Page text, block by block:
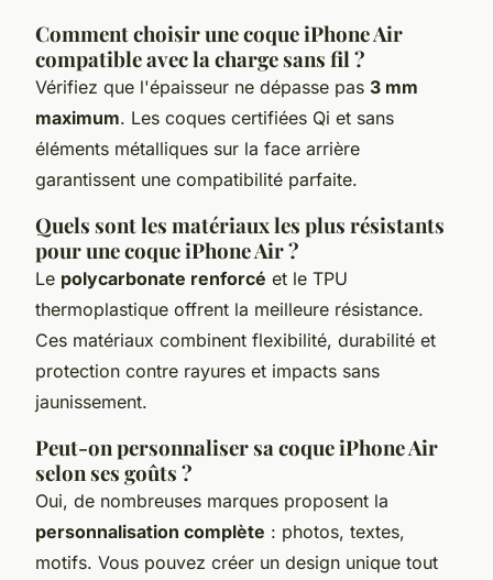
Comment choisir une coque iPhone Air
compatible avec la charge sans fil ?
Vérifiez que l'épaisseur ne dépasse pas 3 mm
maximum. Les coques certifiées Qi et sans
éléments métalliques sur la face arrière
garantissent une compatibilité parfaite.
Quels sont les matériaux les plus résistants
pour une coque iPhone Air ?
Le polycarbonate renforcé et le TPU
thermoplastique offrent la meilleure résistance.
Ces matériaux combinent flexibilité, durabilité et
protection contre rayures et impacts sans
jaunissement.
Peut-on personnaliser sa coque iPhone Air
selon ses goûts ?
Oui, de nombreuses marques proposent la
personnalisation complète : photos, textes,
motifs. Vous pouvez créer un design unique tout